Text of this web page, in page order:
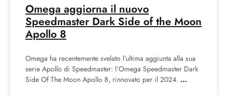
Omega aggiorna il nuovo
Speedmaster Dark Side of the Moon
Apollo 8
Omega ha recentemente svelato l’ultima aggiunta alla sua
serie Apollo di Speedmaster: l’Omega Speedmaster Dark
Side Of The Moon Apollo 8, rinnovato per il 2024.